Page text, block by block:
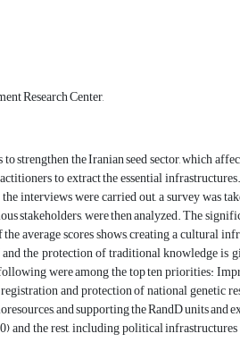
Research Center,
the Iranian seed sector, which
to extract the essential
interviews were carried out, a survey was
stakeholders, were then analyzed. The
average scores shows, creating a cultural
the protection of traditional knowledge is
were among the top ten priorities:
and protection of national genetic
and supporting the RandD units and
the rest, including political